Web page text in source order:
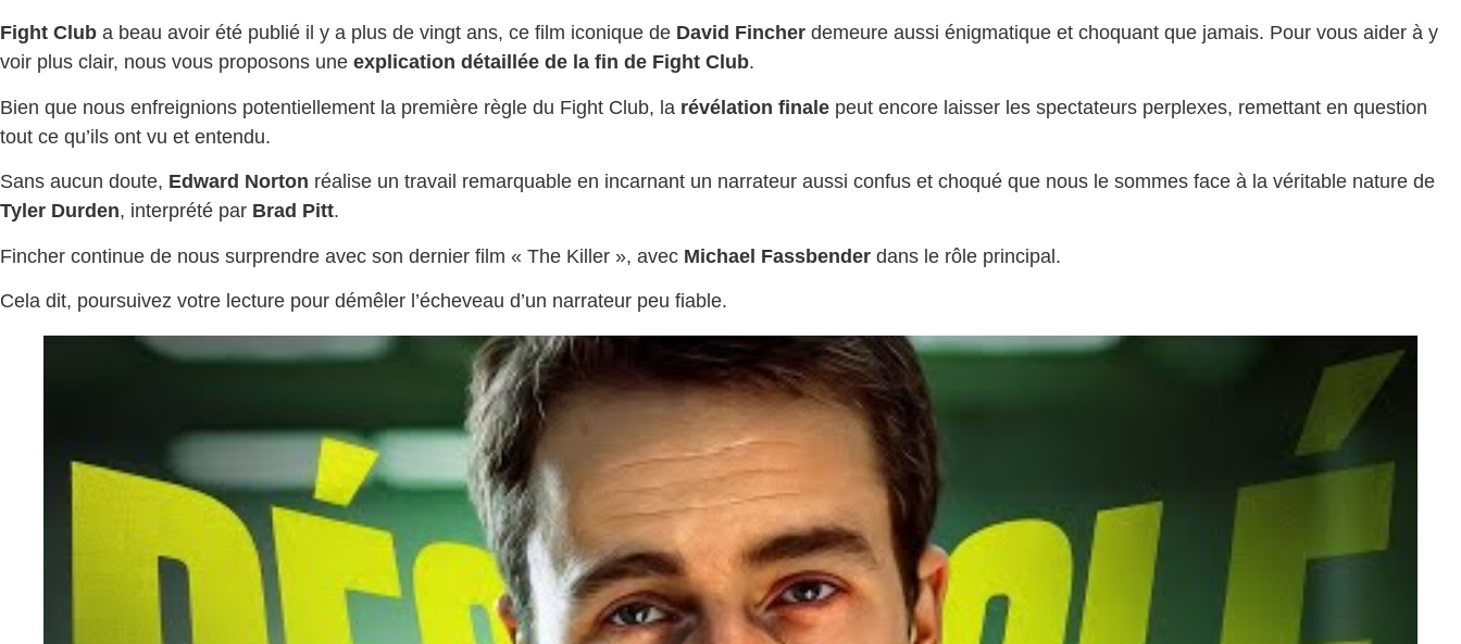
Fight Club a beau avoir été publié il y a plus de vingt ans, ce film iconique de David Fincher demeure aussi énigmatique et choquant que jamais. Pour vous aider à y
voir plus clair, nous vous proposons une explication détaillée de la fin de Fight Club.
Bien que nous enfreignions potentiellement la première règle du Fight Club, la révélation finale peut encore laisser les spectateurs perplexes, remettant en question
tout ce qu’ils ont vu et entendu.
Sans aucun doute, Edward Norton réalise un travail remarquable en incarnant un narrateur aussi confus et choqué que nous le sommes face à la véritable nature de
Tyler Durden, interprété par Brad Pitt.
Fincher continue de nous surprendre avec son dernier film « The Killer », avec Michael Fassbender dans le rôle principal.
Cela dit, poursuivez votre lecture pour démêler l’écheveau d’un narrateur peu fiable.